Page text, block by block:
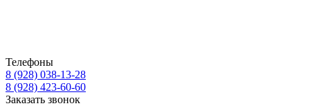
Телефоны
8 (928) 038-13-28
8 (928) 423-60-60
Заказать звонок